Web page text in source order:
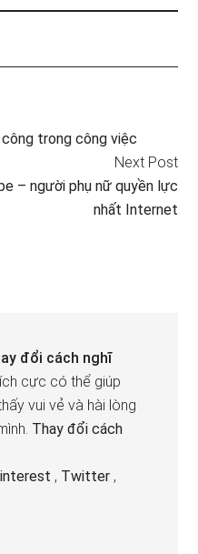
trong công việc
Next Post
– người phụ nữ quyền lực
nhất Internet
đổi cách nghĩ
cực có thể giúp
vui vẻ và hài lòng
Thay đổi cách
, Twitter ,